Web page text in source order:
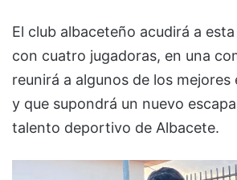
El club albaceteño acudirá a
con cuatro jugadoras, en una
reunirá a algunos de los mejores
y que supondrá un nuevo
talento deportivo de Albacete.